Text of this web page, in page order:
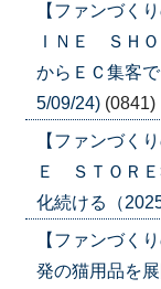
【ファンづく
ＩＮＥ ＳＨ
からＥＣ集客
5/09/24) (0841)
【ファンづく
Ｅ ＳＴＯＲ
化続ける（
【ファンづく
発の猫用品を